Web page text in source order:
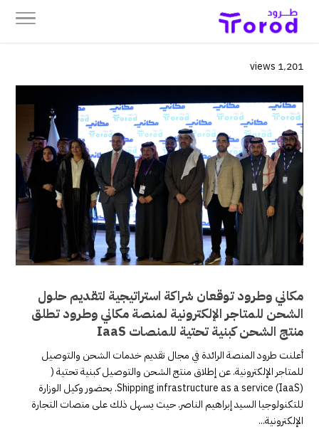
1٬201 views
مكاني وطرود توقعان شراكة استراتيجية لتقديم حلول
الشحن للمتاجر الإلكترونية لمنصة مكاني وطرود تطلق
منتج الشحن كبنية تحتية للمنصات IaaS
أعلنت طرود المنصة الرائدة في مجال تقديم خدمات الشحن والتوصيل
للمتاجر الإلكترونية. عن إطلاق منتج الشحن والتوصيل كبنية تحتية (
Shipping infrastructure as a service (IaaS). بحضور وكيل الوزارة
للتكنولوجيا السيد إبراهيم الناصر. حيث يسهل ذلك على منصات التجارة
الإلكترونية...